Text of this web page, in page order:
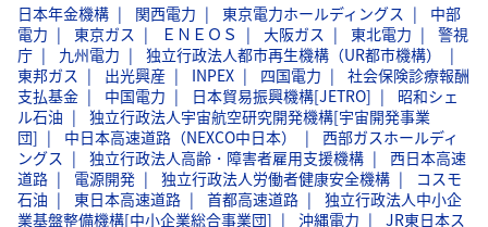
日本年金機構 関西電力 東京電力ホールディングス
中部
電力
東京ガス ＥＮＥＯＳ 大阪ガス 東北電力
警視
庁
九州電力
独立行政法人都市再生機構（UR都市機構）
東邦ガス
出光興産 INPEX 四国電力
社会保険診療報酬
支払基金
中国電力 日本貿易振興機構[JETRO]
昭和シェ
ル石油
独立行政法人宇宙航空研究開発機構[宇宙開発事業
団]
中日本高速道路（NEXCO中日本）
西部ガスホールディ
ングス
独立行政法人高齢・障害者雇用支援機構
西日本高速
道路
電源開発 独立行政法人労働者健康安全機構
コスモ
石油
東日本高速道路 首都高速道路
独立行政法人中小企
業基盤整備機構[中小企業総合事業団]
沖縄電力
JR東日本ス